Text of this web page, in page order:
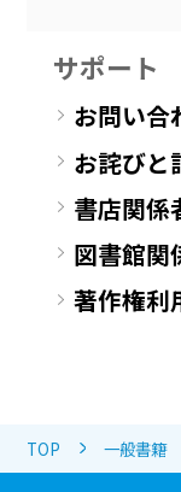
サポート
お問い合
お詫び
書店関係
図書館関
著作権利
TOP 一般書籍